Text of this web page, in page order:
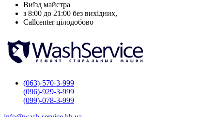
Виїзд майстра
з 8:00 до 21:00 без вихідних,
Callcenter цілодобово
(063)-570-3-999
(096)-929-3-999
(099)-078-3-999